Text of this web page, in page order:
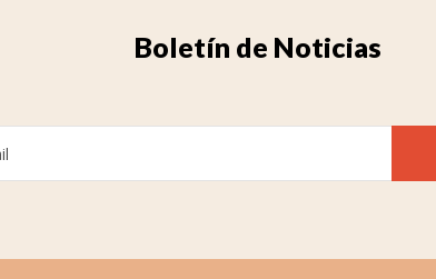
Boletín de Noticias